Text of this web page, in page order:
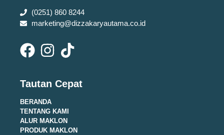
(0251) 860 8244
marketing@dizzakaryautama.co.id
Tautan Cepat
BERANDA
TENTANG KAMI
ALUR MAKLON
PRODUK MAKLON